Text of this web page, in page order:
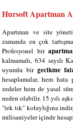
Hursoft Apartman
Apartman ve site
zamanda en çok
Profesyonel bir
kalmamalı, 634 sayılı
uyumlu bir gecikme
hesaplamalar, hem
zedeler hem de yasal
neden olabilir. 15 yılı
"tek tık" kolaylığına
milisaniyeler içinde